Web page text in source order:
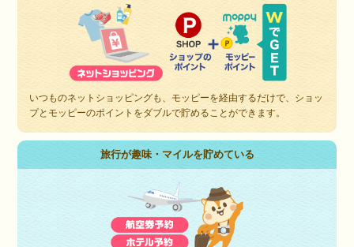
いつものネットショッピングも、モッピーを経由するだけで、ショッ
プとモッピーのポイントをダブルで貯めることができます。
旅行が趣味・マイルを貯めている